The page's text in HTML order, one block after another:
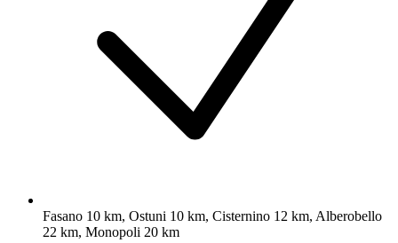
Fasano 10 km, Ostuni 10 km, Cisternino 12 km, Alberobello
22 km, Monopoli 20 km